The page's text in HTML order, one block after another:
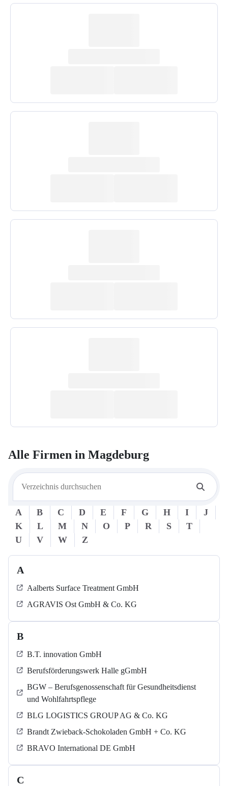
Alle Firmen in Magdeburg
A B C D E F G H I
J
K
L M N O P R S
T
U
V W Z
A
Aalberts Surface Treatment GmbH
AGRAVIS Ost GmbH & Co. KG
B
B.T. innovation GmbH
Berufsförderungswerk Halle gGmbH
BGW – Berufsgenossenschaft für Gesundheitsdienst
und Wohlfahrtspflege
BLG LOGISTICS GROUP AG & Co. KG
Brandt Zwieback-Schokoladen GmbH + Co. KG
BRAVO International DE GmbH
C